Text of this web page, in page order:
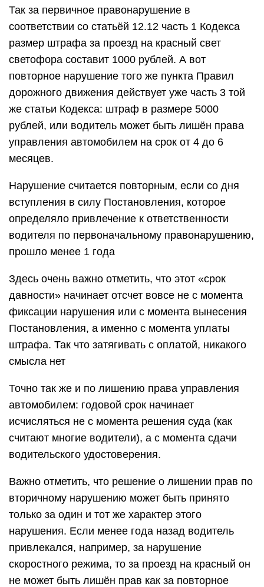
Так за первичное правонарушение в
соответствии со статьёй 12.12 часть 1 Кодекса
размер штрафа за проезд на красный свет
светофора составит 1000 рублей. А вот
повторное нарушение того же пункта Правил
дорожного движения действует уже часть 3 той
же статьи Кодекса: штраф в размере 5000
рублей, или водитель может быть лишён права
управления автомобилем на срок от 4 до 6
месяцев.
Нарушение считается повторным, если со дня
вступления в силу Постановления, которое
определяло привлечение к ответственности
водителя по первоначальному правонарушению,
прошло менее 1 года
Здесь очень важно отметить, что этот «срок
давности» начинает отсчет вовсе не с момента
фиксации нарушения или с момента вынесения
Постановления, а именно с момента уплаты
штрафа. Так что затягивать с оплатой, никакого
смысла нет
Точно так же и по лишению права управления
автомобилем: годовой срок начинает
исчисляться не с момента решения суда (как
считают многие водители), а с момента сдачи
водительского удостоверения.
Важно отметить, что решение о лишении прав по
вторичному нарушению может быть принято
только за один и тот же характер этого
нарушения. Если менее года назад водитель
привлекался, например, за нарушение
скоростного режима, то за проезд на красный он
не может быть лишён прав как за повторное